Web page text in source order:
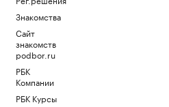
Знакомства
Сайт
знакомств
podbor.ru
РБК
Компании
РБК Курсы